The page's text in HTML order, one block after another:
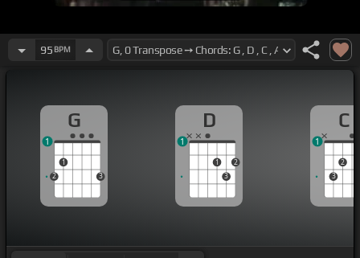
95 BPM
G
2
1
3
1
D
1
3
2
1
C
3
2
1